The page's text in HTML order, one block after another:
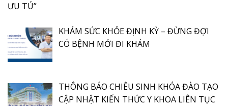
ƯU TÚ”
KHÁM SỨC KHỎE ĐỊNH KỲ – ĐỪNG ĐỢI
CÓ BỆNH MỚI ĐI KHÁM
THÔNG BÁO CHIÊU SINH KHÓA ĐÀO TẠO
CẬP NHẬT KIẾN THỨC Y KHOA LIÊN TỤC